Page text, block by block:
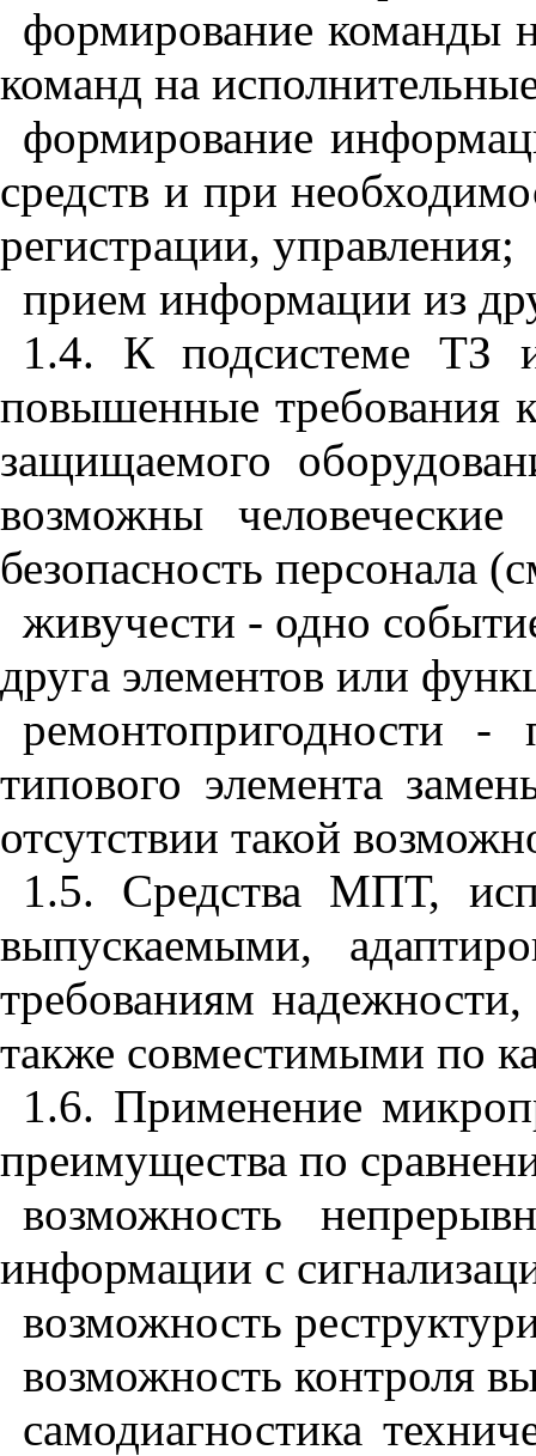
формирование команды
команд на
формирование
средств и при
регистрации, управления;
прием информации из
1.4. К подсистеме ТЗ
повышенные требования
защищаемого
возможны
безопасность персонала
живучести - одно
друга элементов или
ремонтопригодности -
типового элемента
отсутствии такой
1.5. Средства МПТ,
выпускаемыми,
требованиям
также совместимыми по
1.6. Применение
преимущества по
возможность
информации с
возможность
возможность контроля
самодиагностика